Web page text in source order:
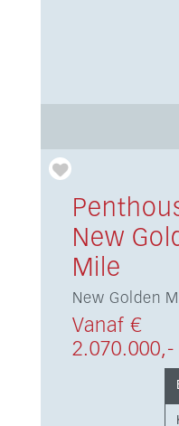
New
Mile
New Golden
Vanaf €
2.070.000,-